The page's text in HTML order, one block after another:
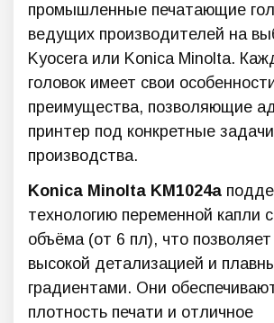
промышленные печатающие
ведущих производителей на
Kyocera или Konica Minolta.
головок имеет свои
преимущества, позволяющие
принтер под конкретные задачи
производства.
Konica Minolta KM1024a
технологию переменной капли
объёма (от 6 пл), что позволяет
высокой детализацией и
градиентами. Они
плотность печати и отличное